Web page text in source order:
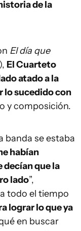
de la
El día que
El Cuarteto
atado a la
lo sucedido con
y composición.
banda se estaba
habían
decían que la
lado”,
todo el tiempo
lograr lo que ya
en buscar